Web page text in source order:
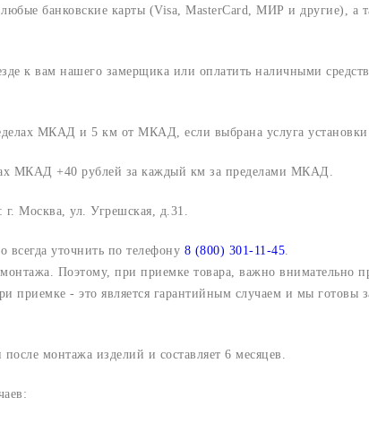
банковские карты (Visa, MasterCard, МИР и другие), а
к вам нашего замерщика или оплатить наличными
МКАД и 5 км от МКАД, если выбрана услуга установки
МКАД +40 рублей за каждый км за пределами МКАД.
г. Москва, ул. Угрешская, д.31.
всегда уточнить по телефону 8 (800) 301-11-45
Поэтому, при приемке товара, важно внимательно
- это является гарантийным случаем и мы готовы
монтажа изделий и составляет 6 месяцев.